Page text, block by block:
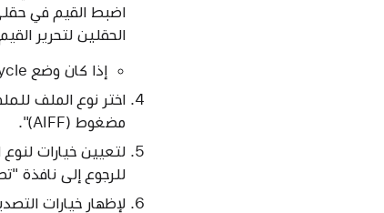
الحقلين لتحرير
إذا كان وضع Cycle (التنقل) قيد التشغيل، فستحدد منطقة التنقل موضعي البداية والنهاية.
مضغوط (AIFF)".
لتعيين خيارات
للرجوع إلى نافذة